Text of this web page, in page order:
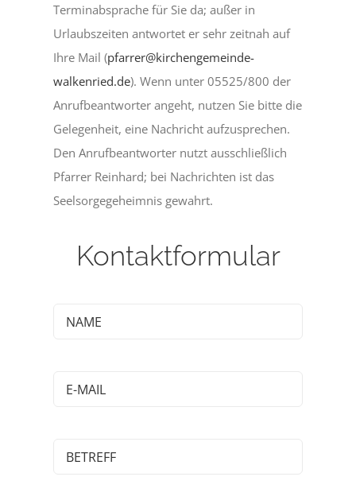
Terminabsprache für Sie da; außer in
Urlaubszeiten antwortet er sehr zeitnah auf
Ihre Mail (pfarrer@kirchengemeinde-
walkenried.de). Wenn unter 05525/800 der
Anrufbeantworter angeht, nutzen Sie bitte die
Gelegenheit, eine Nachricht aufzusprechen.
Den Anrufbeantworter nutzt ausschließlich
Pfarrer Reinhard; bei Nachrichten ist das
Seelsorgegeheimnis gewahrt.
Kontaktformular